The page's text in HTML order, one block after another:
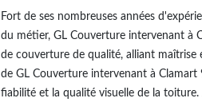
Fort de ses nombreuses années
du métier, GL Couverture intervenant à
de couverture de qualité, alliant
de GL Couverture intervenant à
fiabilité et la qualité visuelle de la